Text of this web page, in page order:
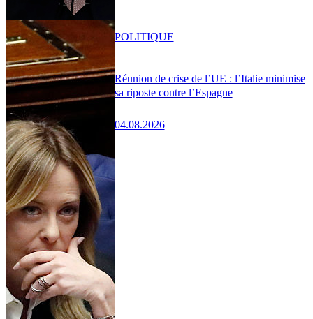
Réunion de crise de l’UE : l’Italie minimise
sa riposte contre l’Espagne
04.08.2026
POLITIQUE